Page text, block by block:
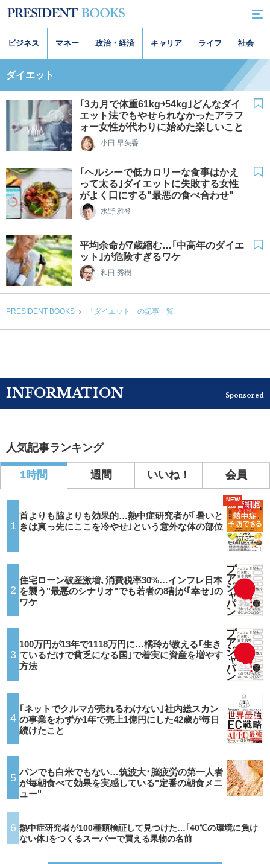
ビジネス マネー 政治・経済 キャリア ライフ 社会
ダイエット
｢3カ月で体重61kg￫54kg｣どんなダイ
エット法でもやせられなかったアラフ
ォー女性が代わりに始めた楽しいこと
小田 早矢香
｢ヘルシーで低カロリーな食事はかえ
って太る｣ダイエットに失敗する女性
がよく口にする"最悪の食べ合わせ"
水野 雅登
平均余命が7歳縮む…｢中高年のダイエ
ット｣が危険すぎるワケ
和田 秀樹
PRESIDENT BOOKS 「ダイエット」の記事一覧
INFORMATION Sponsored
人気記事ランキング
1時間 週間 いいね！ 会員
1
首よりも脇よりも効果的…熱中症研究者が｢暑いと
きは真っ先にここを冷やせ｣という意外な体の部位
NEW
2
住宅ローン破産激増､消費税率30%…インフレ日本
を襲う"最悪のシナリオ"でも若者の8割が｢幸せ｣の
ワケ
3
100万円が13年で1118万円に…橘玲が教える｢生き
ているだけで貧乏になる国｣で着実に資産を増やす
方法
4
｢ネットでクルマが売れるわけない｣社内総スカン
の事業をわずか1年で売上1億円にした42歳が毎日
続けたこと
5 パンでも白米でもない…筑波大･脳疲労の第一人者
が毎朝食べて効果を実感している"定番の朝食メニ
ュー"
6 熱中症研究者が100種類検証して見つけた…｢40℃の環境に負け
ない体｣をつくるスーパーで買える果物の名前